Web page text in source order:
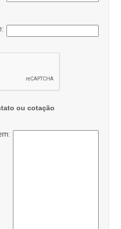
ou cotação